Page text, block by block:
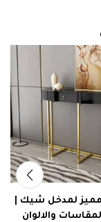
لمدخل شيك |
والالوان